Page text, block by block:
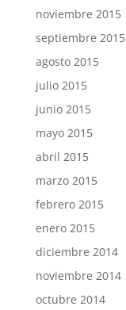
noviembre 2015
septiembre 2015
agosto 2015
julio 2015
junio 2015
mayo 2015
abril 2015
marzo 2015
febrero 2015
enero 2015
diciembre 2014
noviembre 2014
octubre 2014